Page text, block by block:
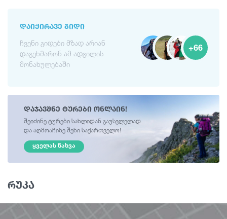
ᲓᲐᲘᲥᲘᲠᲐᲕᲔ ᲒᲘᲓᲘ
ჩვენი გიდები მზად არიან
დაგეხმარონ ამ ადგილის
მონახულებაში
+66
დაჯავშნე ტურები ონლაინ!
შეიძინე ტურები სახლიდან გაუსვლელად
და აღმოაჩინე შენი საქართველო!
ᲧᲕᲔᲚᲐᲡ ᲜᲐᲮᲕᲐ
რუკა